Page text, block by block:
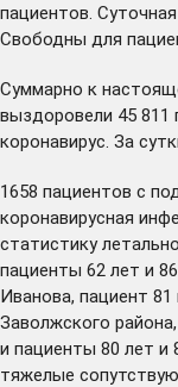
пациентов.
Свободны для
Суммарно к
выздоровели 45
коронавирус. За
1658 пациентов с
коронавирусная
статистику
пациенты 62 лет и
Иванова, пациент 81
Заволжского
и пациенты 80 лет и
тяжелые